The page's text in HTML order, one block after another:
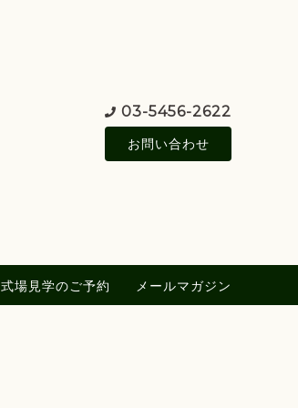
03-5456-2622
お問い合わせ
式場見学のご予約 メールマガジン